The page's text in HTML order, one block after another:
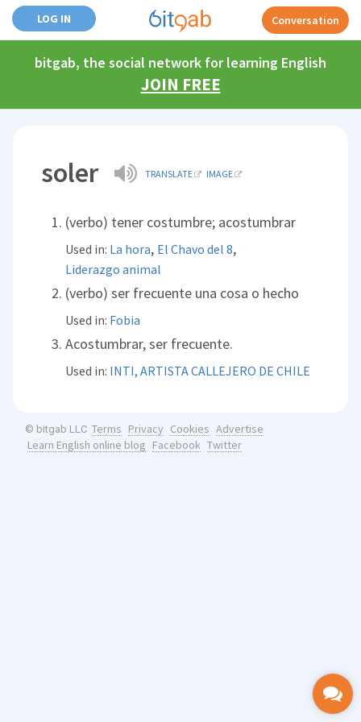
LOG IN Conversation
bitgab, the social network for learning English
JOIN FREE
soler TRANSLATE IMAGE
(verbo) tener costumbre; acostumbrar
Used in: La hora, El Chavo del 8,
Liderazgo animal
(verbo) ser frecuente una cosa o hecho
Used in: Fobia
Acostumbrar, ser frecuente.
Used in: INTI, ARTISTA CALLEJERO DE CHILE
© bitgab LLC Terms Privacy Cookies Advertise
Learn English online blog Facebook Twitter